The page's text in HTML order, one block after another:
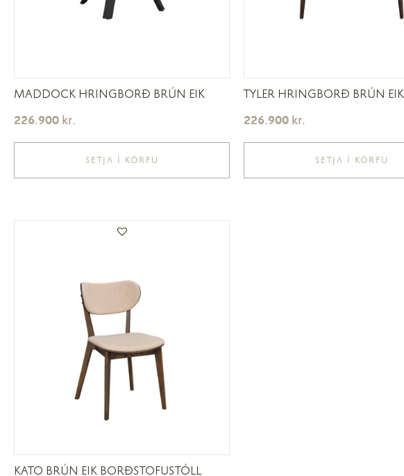
MADDOCK HRINGBORÐ BRÚN EIK
226.900 kr.
SETJA Í KÖRFU
TYLER HRINGBORÐ BRÚN EIK
226.900 kr.
SETJA Í KÖRFU
KATO BRÚN EIK BORÐSTOFUSTÓLL